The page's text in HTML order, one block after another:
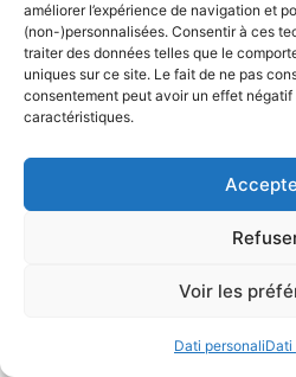
améliorer l’expérience de navigation et
(non-)personnalisées. Consentir à ces
traiter des données telles que le
uniques sur ce site. Le fait de ne pas
consentement peut avoir un effet
caractéristiques.
Voir les
Dati personaliDati
Nautica. L’evento, che
tradizionali di ottobre, si
punto di incontro tra
italiana e business
Ecoscandagli,
se ci
La vela è sempre stata